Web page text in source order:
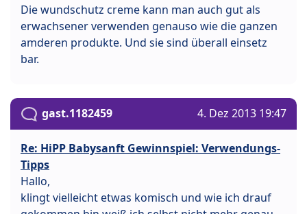
Die wundschutz creme kann man auch gut als
erwachsener verwenden genauso wie die ganzen
amderen produkte. Und sie sind überall einsetz
bar.
gast.1182459 4. Dez 2013 19:47
Re: HiPP Babysanft Gewinnspiel: Verwendungs-
Tipps
Hallo,
klingt vielleicht etwas komisch und wie ich drauf